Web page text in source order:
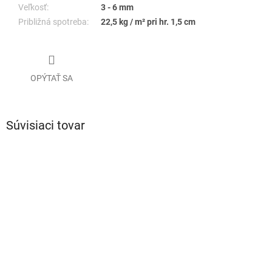
Veľkosť:
3 - 6 mm
Približná spotreba:
22,5 kg / m² pri hr. 1,5 cm
OPÝTAŤ SA
Súvisiaci tovar